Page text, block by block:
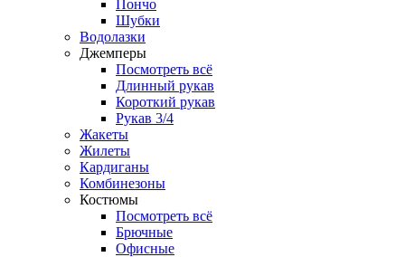
Пончо
Шубки
Водолазки
Джемперы
Посмотреть всё
Длинный рукав
Короткий рукав
Рукав 3/4
Жакеты
Жилеты
Кардиганы
Комбинезоны
Костюмы
Посмотреть всё
Брючные
Офисные